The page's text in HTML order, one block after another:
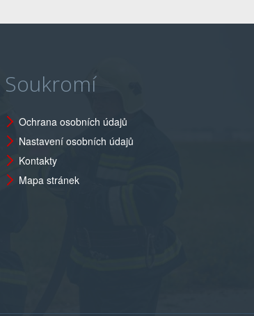
Soukromí
Ochrana osobních údajů
Nastavení osobních údajů
Kontakty
Mapa stránek